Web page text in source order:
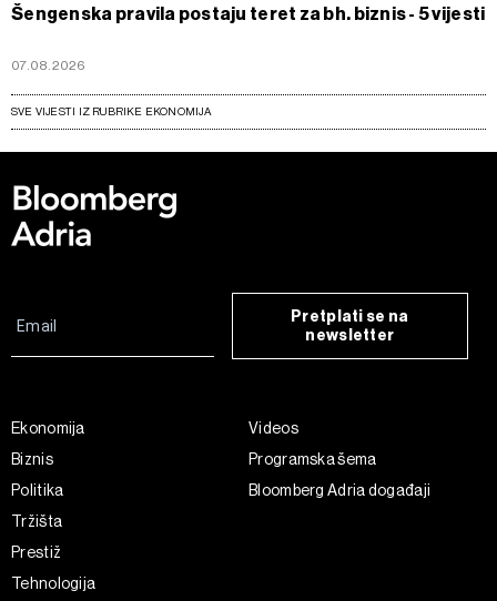
Šengenska pravila postaju teret za bh. biznis - 5 vijesti
07.08.2026
SVE VIJESTI IZ RUBRIKE EKONOMIJA
Pretplati se na
newsletter
Ekonomija
Biznis
Politika
Tržišta
Prestiž
Tehnologija
Videos
Programska šema
Bloomberg Adria događaji